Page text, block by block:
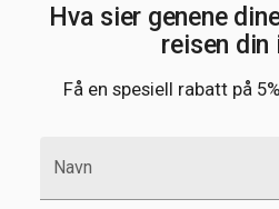
Hva sier genene
reisen din
Få en spesiell rabatt på
Navn